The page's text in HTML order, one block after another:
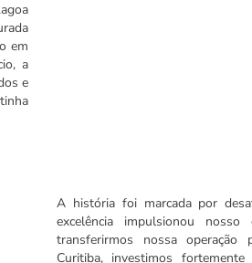
em
a
e
A história foi marcada por
excelência impulsionou
transferirmos nossa
Curitiba, investimos